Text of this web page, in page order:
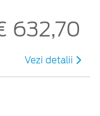
632,70
Vezi detalii